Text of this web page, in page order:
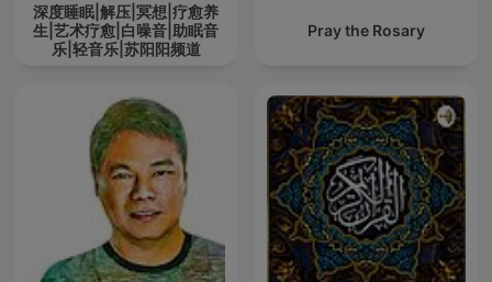
深度睡眠|解压|冥想|疗愈养
生|艺术疗愈|白噪音|助眠音
乐|轻音乐|苏阳阳频道
Pray the Rosary